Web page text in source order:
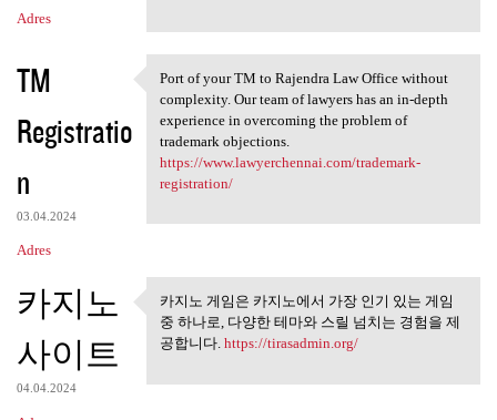
Adres
TM
Registratio
n
03.04.2024
Adres
Port of your TM to Rajendra
Port of your TM to Rajendra Law Office without
complexity. Our team of lawyers has an in-depth
experience in overcoming the problem of
trademark objections.
https://www.lawyerchennai.com/trademark-
registration/
카지노
사이트
04.04.2024
카지노 게임은 카지노에서 가장
인기 있는 게임 중
카지노 게임은 카지노에서 가장 인기 있는 게임
중 하나로, 다양한 테마와 스릴 넘치는 경험을 제
공합니다. https://tirasadmin.org/